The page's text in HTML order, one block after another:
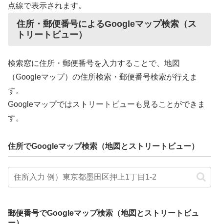
点線で表示されます。
住所・郵便番号によるGoogleマップ検索（ス
トリートビュー）
検索窓に住所・郵便番号を入力することで、地図
（Googleマップ）の住所検索・郵便番号検索が行えま
す。
Googleマップではストリートビューも見ることができま
す。
住所でGoogleマップ検索（地図とストリートビュー）
郵便番号でGoogleマップ検索（地図とストリートビュ